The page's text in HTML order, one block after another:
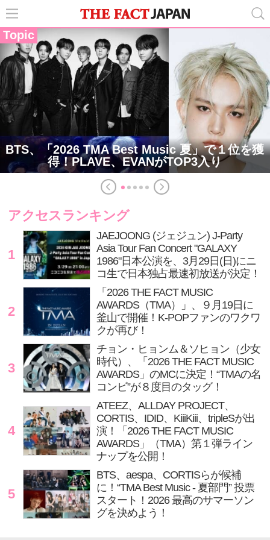
Topic
BTS、「2026 TMA Best Music 夏」で１位を獲
得！PLAVE、EVANがTOP3入り
アクセスランキング
1
JAEJOONG (ジェジュン) J-Party
Asia Tour Fan Concert "GALAXY
1986"日本公演を、3月29日(日)にニ
コ生で日本独占最速初放送が決定！
2
「2026 THE FACT MUSIC
AWARDS（TMA）」、９月19日に
釜山で開催！K-POPファンのワクワ
クが再び！
3
チョン・ヒョンム＆ソヒョン（少女
時代）、「2026 THE FACT MUSIC
AWARDS」のMCに決定！“TMAの名
コンビ”が８度目のタッグ！
4
ATEEZ、ALLDAY PROJECT、
CORTIS、IDID、KiiiKiii、tripleSが出
演！「2026 THE FACT MUSIC
AWARDS」（TMA）第１弾ライン
ナップを公開！
5
BTS、aespa、CORTISらが候補
に！“TMA Best Music - 夏部門” 投票
スタート！2026 最高のサマーソン
グを決めよう！